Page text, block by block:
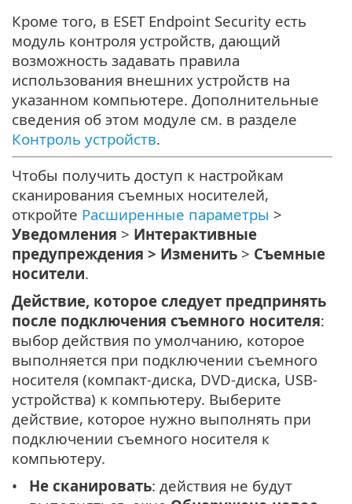
Кроме того, в ESET Endpoint Security есть
модуль контроля устройств, дающий
возможность задавать правила
использования внешних устройств на
указанном компьютере. Дополнительные
сведения об этом модуле см. в разделе
Контроль устройств.
Чтобы получить доступ к настройкам
сканирования съемных носителей,
откройте Расширенные параметры >
Уведомления > Интерактивные
предупреждения > Изменить > Съемные
носители.
Действие, которое следует предпринять
после подключения съемного носителя:
выбор действия по умолчанию, которое
выполняется при подключении съемного
носителя (компакт-диска, DVD-диска, USB-
устройства) к компьютеру. Выберите
действие, которое нужно выполнять при
подключении съемного носителя к
компьютеру.
Не сканировать: действия не будут